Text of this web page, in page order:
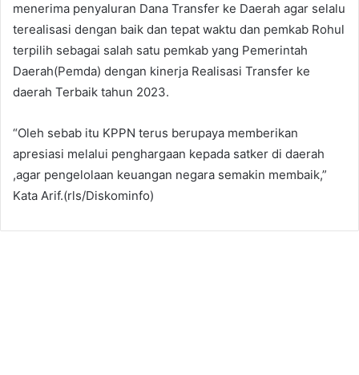
menerima penyaluran Dana Transfer ke Daerah agar selalu
terealisasi dengan baik dan tepat waktu dan pemkab Rohul
terpilih sebagai salah satu pemkab yang Pemerintah
Daerah(Pemda) dengan kinerja Realisasi Transfer ke
daerah Terbaik tahun 2023.
“Oleh sebab itu KPPN terus berupaya memberikan
apresiasi melalui penghargaan kepada satker di daerah
,agar pengelolaan keuangan negara semakin membaik,”
Kata Arif.(rls/Diskominfo)